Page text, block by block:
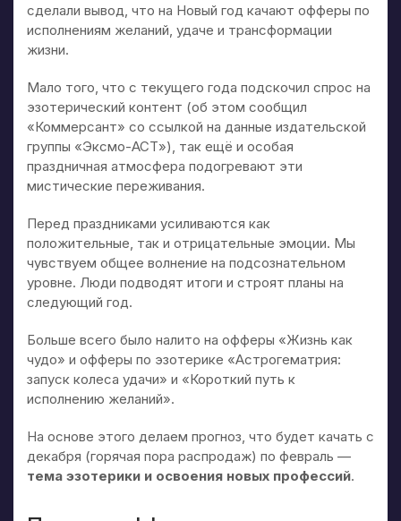
сделали вывод, что на Новый год качают офферы по
исполнениям желаний, удаче и трансформации
жизни.
Мало того, что с текущего года подскочил спрос на
эзотерический контент (об этом сообщил
«Коммерсант» со ссылкой на данные издательской
группы «Эксмо-АСТ»), так ещё и особая
праздничная атмосфера подогревают эти
мистические переживания.
Перед праздниками усиливаются как
положительные, так и отрицательные эмоции. Мы
чувствуем общее волнение на подсознательном
уровне. Люди подводят итоги и строят планы на
следующий год.
Больше всего было налито на офферы «Жизнь как
чудо» и офферы по эзотерике «Астрогематрия:
запуск колеса удачи» и «Короткий путь к
исполнению желаний».
На основе этого делаем прогноз, что будет качать с
декабря (горячая пора распродаж) по февраль —
тема эзотерики и освоения новых профессий.